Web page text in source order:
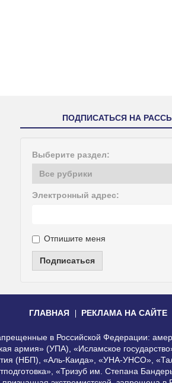
ПОДПИСАТЬСЯ НА
Выберите раздел:
Электронный адрес:
Отпишите меня
Подписаться
ГЛАВНАЯ РЕКЛАМА НА САЙТЕ
в Российской Федерации:
армия» (УПА), «Исламское
(НБП), «Аль-Каида», «УНА-УНСО»,
«Тризуб им. Степана